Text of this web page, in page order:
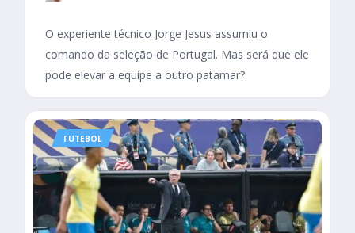
O experiente técnico Jorge Jesus assumiu o
comando da seleção de Portugal. Mas será que ele
pode elevar a equipe a outro patamar?
FUTEBOL